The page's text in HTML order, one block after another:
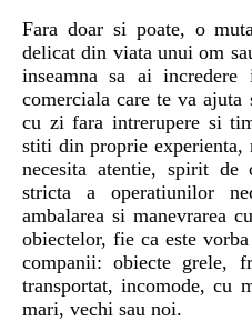
Fara doar si poate, o
delicat din viata unui om
inseamna sa ai incredere
comerciala care te va
cu zi fara intrerupere si
stiti din proprie experienta,
necesita atentie, spirit de
stricta a operatiunilor
ambalarea si manevrarea
obiectelor, fie ca este
companii: obiecte grele,
transportat, incomode, cu
mari, vechi sau noi.